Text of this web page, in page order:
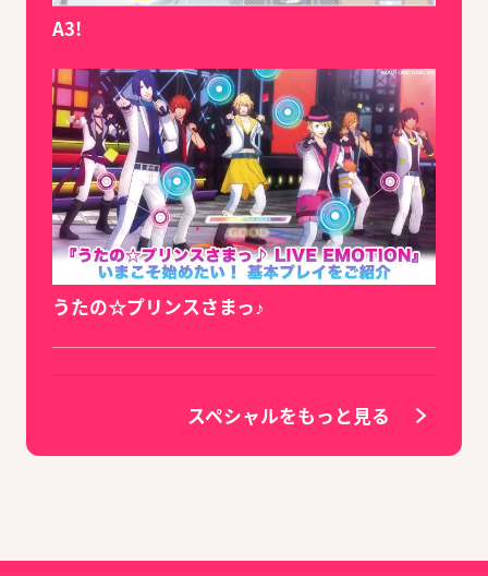
A3!
うたの☆プリンスさまっ♪
スペシャルをもっと見る